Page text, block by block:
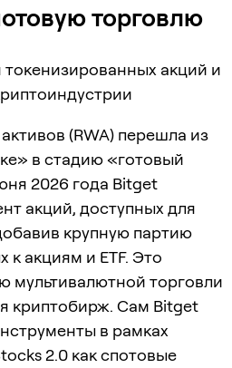
торговлю
акций и
(RWA) перешла из
в стадию «готовый
2026 года Bitget
акций, доступных для
крупную партию
к акциям и ETF. Это
мультивалютной торговли
криптобирж. Сам Bitget
в рамках
2.0 как спотовые